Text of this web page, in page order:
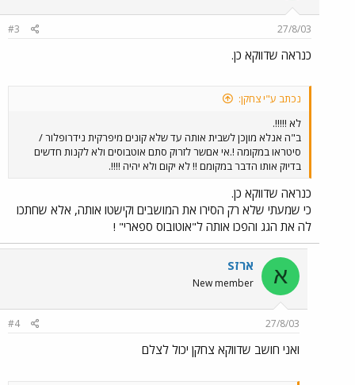
27/8/03
#3
כנראה שדווקא כן.
נכתב ע"י צחקן:
לא !!!!!.
ב"ה אנלא מוןכן לשבית אותה עד שלא קונים מיפרקית נידרופלור /
סיטראו במקומה !.אי אםשר לזרוק סתם אוטבוסים ולא לקנות חדשים
בדיוק אותו הדבר במקומם !! לא יקום ולא יהיה !!!!.
כנראה שדווקא כן.
כי שמעתי שלא רק הסירו את המושבים וקישטו אותה, אלא שחתכו
לה את הגג והפכו אותה ל"אוטובוס ספארי" !
א ארזS
New member
27/8/03
#4
ואני חושב שדווקא צחקן יכול לצלם